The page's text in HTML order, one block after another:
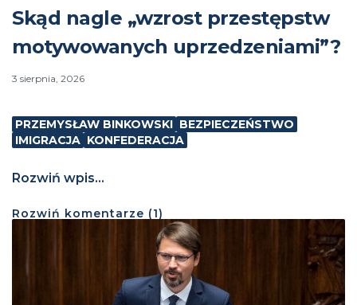
Skąd nagle „wzrost przestępstw
motywowanych uprzedzeniami”?
3 sierpnia, 2026
PRZEMYSŁAW BINKOWSKI BEZPIECZEŃSTWO
IMIGRACJA KONFEDERACJA
Rozwiń wpis...
Rozwiń komentarze (1)